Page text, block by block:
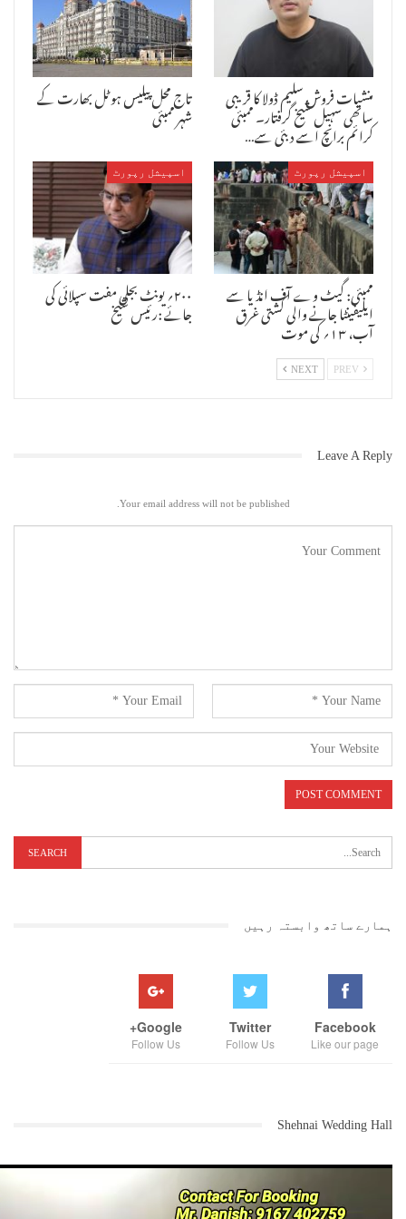
کی بات یہ ہے کہ جو بھی لوگ یہاں ہیں یہاں کا ماحول یار اور یارانہ
جیسے ماحول میں دکھائی دیے پہ شعبہ انجمن اسلام کے زیر اہتمام چل رہا
ایک وقت تھا جب اردو ریسرچ انسٹیوٹ میں کتابوں کی تعداد زیادہ تھی اور
اسکی اہمیت بھی بھی بہت تھی کیونکہ ایک مشن تھا جسکی وجہ سے اردو کی
ترقی کے لئے ہمہ وقت لوگ تیار تھے ان میں نجیب اشرف ندوی اور ڈاکٹر
فخرالدین مدنی ہیں لیکن موجودہ دور میں آر ٹی آئی سے ملی جانکاری نے
نے یہ ثابت کر دیا کہ اس وقت نہ صرف اس مشن کو تباہ کر دیا گیا بلکہ
انکے خواب بھی چکنا چور کر دیے گئے جو اردو داں اردو عوام کے لئے دیکھے
تھے –
ردو ریسرچ انسٹیوٹ کے ساتھ اس عدم توجہی اور سوتیلے رویہ کی وجہ سے
اب یہاں کوئی نہیں آتا گویا ایسا لگتا ہے کہ جس شعبے کے لئے انجمن اسلام
نے نصف صدی سے سنبھالے رکھا لیکن اسے بیسویں صدی کے اردو مافیا نے بند
کرنے میں کامیابی حاصل کر لی –
منشیات فروش سلیم ڈولا کا قریبی
ساتھی سہیل شیخ گرفتار۔ ممبئی
کرائم برانچ اسے دبئی سے…
تاج محل پیلیس ہوٹل بھارت کے
شہر ممبئی
اسپیشل رپورٹ
ممبئی: گیٹ وے آف انڈیا سے
ایلیفینٹا جانے والی کشتی غرق
آب، ۱۳؍ کی موت
اسپیشل رپورٹ
۲۰۰؍ یونٹ بجلی مفت سپلائی کی
جائے :رئیس شیخ
NEXT
Leave A Reply
Your email address will not be published.
ہمارے ساتھ وابستہ رہیں
Facebook
Like our page
Twitter
Follow Us
Google+
Follow Us
Shehnai Wedding Hall